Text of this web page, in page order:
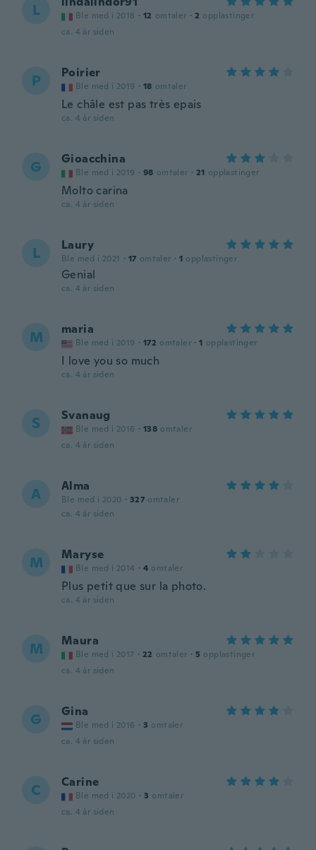
L Ble med i 2018 · 12 omtaler · 2 opplastinger
ca. 4 år siden
P Poirier
Ble med i 2019 · 18 omtaler
Le châle est pas très epais
ca. 4 år siden
G Gioacchina
Ble med i 2019 · 98 omtaler · 21 opplastinger
Molto carina
ca. 4 år siden
L Laury
Ble med i 2021 · 17 omtaler · 1 opplastinger
Genial
ca. 4 år siden
M maria
Ble med i 2019 · 172 omtaler · 1 opplastinger
I love you so much
ca. 4 år siden
S Svanaug
Ble med i 2016 · 138 omtaler
ca. 4 år siden
A Alma
Ble med i 2020 · 327 omtaler
ca. 4 år siden
M Maryse
Ble med i 2014 · 4 omtaler
Plus petit que sur la photo.
ca. 4 år siden
M Maura
Ble med i 2017 · 22 omtaler · 5 opplastinger
ca. 4 år siden
G Gina
Ble med i 2016 · 3 omtaler
ca. 4 år siden
C Carine
Ble med i 2020 · 3 omtaler
ca. 4 år siden